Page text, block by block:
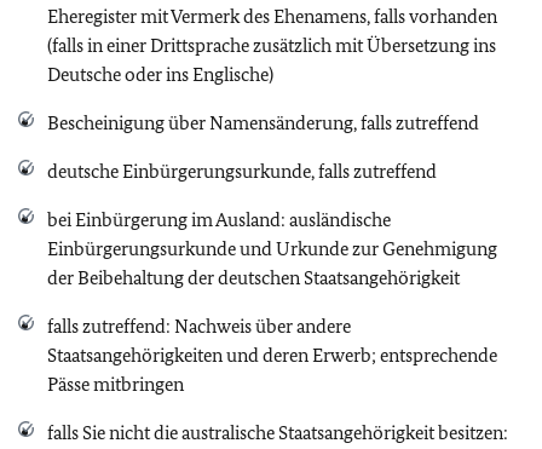
Eheregister mit Vermerk des Ehenamens, falls vorhanden
(falls in einer Drittsprache zusätzlich mit Übersetzung ins
Deutsche oder ins Englische)
Bescheinigung über Namensänderung, falls zutreffend
deutsche Einbürgerungsurkunde, falls zutreffend
bei Einbürgerung im Ausland: ausländische
Einbürgerungsurkunde und Urkunde zur Genehmigung
der Beibehaltung der deutschen Staatsangehörigkeit
falls zutreffend: Nachweis über andere
Staatsangehörigkeiten und deren Erwerb; entsprechende
Pässe mitbringen
falls Sie nicht die australische Staatsangehörigkeit besitzen: